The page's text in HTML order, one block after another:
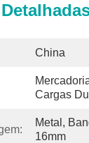
China
Cargas
Metal,
16mm